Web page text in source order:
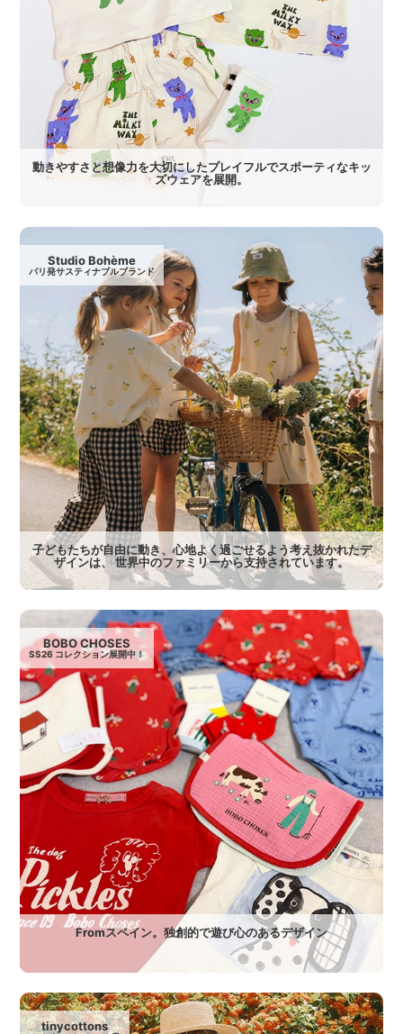
動きやすさと想像力を大切にしたプレイフルでスポーティなキッ
ズウェアを展開。
Studio Bohème
パリ発サスティナブルブランド
子どもたちが自由に動き、心地よく過ごせるよう考え抜かれたデ
ザインは、 世界中のファミリーから支持されています。
BOBO CHOSES
SS26 コレクション展開中！
Fromスペイン。独創的で遊び心のあるデザイン
tinycottons